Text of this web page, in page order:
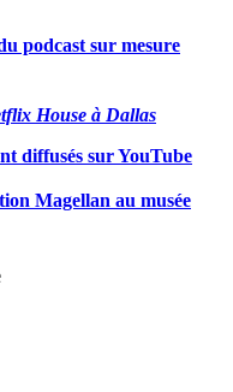
podcast sur mesure
House à Dallas
diffusés sur YouTube
Magellan au musée